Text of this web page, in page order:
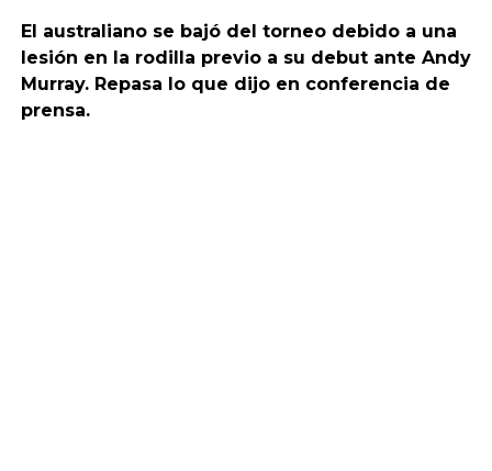
El australiano se bajó del torneo debido a una
lesión en la rodilla previo a su debut ante Andy
Murray. Repasa lo que dijo en conferencia de
prensa.